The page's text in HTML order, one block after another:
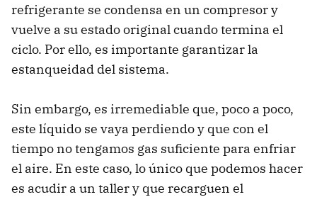
refrigerante se condensa en un compresor y
vuelve a su estado original cuando termina el
ciclo. Por ello, es importante garantizar la
estanqueidad del sistema.
Sin embargo, es irremediable que, poco a poco,
este líquido se vaya perdiendo y que con el
tiempo no tengamos gas suficiente para enfriar
el aire. En este caso, lo único que podemos hacer
es acudir a un taller y que recarguen el